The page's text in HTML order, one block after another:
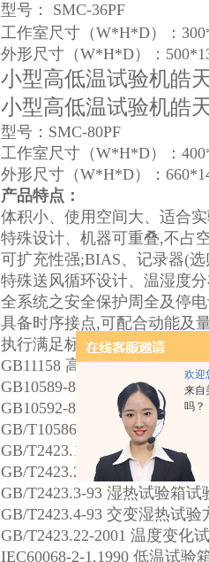
欢迎
来自
吗？
型号： SMC-36PF
工作室尺寸（W*H*D）：
外形尺寸（W*H*D）：
小型高低温试验机皓
小型高低温试验机皓
型号：SMC-80PF
工作室尺寸（W*H*D）：
外形尺寸（W*H*D）：
产品特点：
体积小、使用空间大、适合实
特殊设计、机器可重叠,不占空
可扩充性强;BIAS、记录器(选
特殊送风循环设计、温湿度分
全系统之安全保护周全及停电
具备时序接点,可配合动能及
执行满足标准及试验方法
GB11158 高温试验箱技术条件
GB10589-89
低温试验箱技术
GB10592-89
高低温试验箱技
GB/T10586-89
湿热试验箱技
GB/T2423.1-2001低温试验箱
GB/T2423.2-2001
高温试验
GB/T2423.3-93 湿热试验箱试
GB/T2423.4-93 交变湿热试验
GB/T2423.22-2001 温度变化
IEC60068-2-1.1990 低温试验